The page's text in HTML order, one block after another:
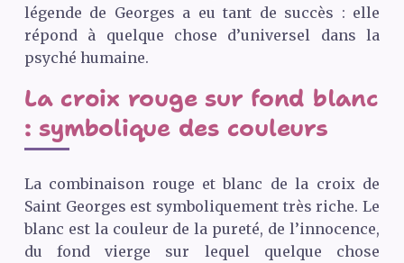
légende de Georges a eu tant de succès : elle
répond à quelque chose d’universel dans la
psyché humaine.
La croix rouge sur fond blanc
: symbolique des couleurs
La combinaison rouge et blanc de la croix de
Saint Georges est symboliquement très riche. Le
blanc est la couleur de la pureté, de l’innocence,
du fond vierge sur lequel quelque chose